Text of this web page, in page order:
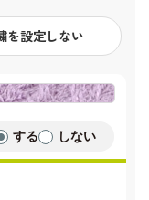
を設定しない
する しない